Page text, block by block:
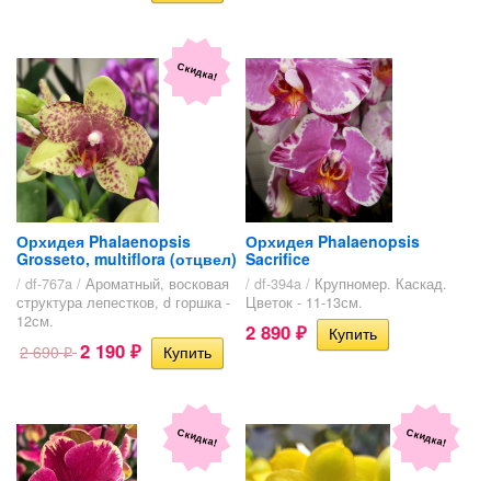
Скидка!
Орхидея Phalaenopsis
Grosseto, multiflora (отцвел)
/ df-767a / Ароматный, восковая
структура лепестков, d горшка -
12см.
2 690₽ 2 190 ₽
Орхидея Phalaenopsis
Sacrifice
/ df-394a / Крупномер. Каскад.
Цветок - 11-13см.
2 890 ₽
Скидка! Скидка!